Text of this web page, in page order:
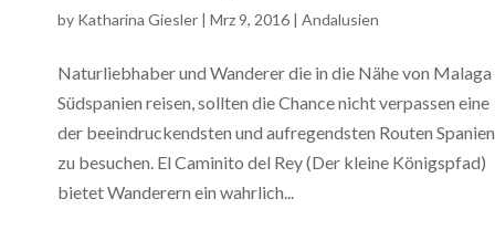
by Katharina Giesler | Mrz 9, 2016 | Andalusien
Naturliebhaber und Wanderer die in die Nähe von Malaga
Südspanien reisen, sollten die Chance nicht verpassen eine
der beeindruckendsten und aufregendsten Routen
zu besuchen. El Caminito del Rey (Der kleine Königspfad)
bietet Wanderern ein wahrlich...